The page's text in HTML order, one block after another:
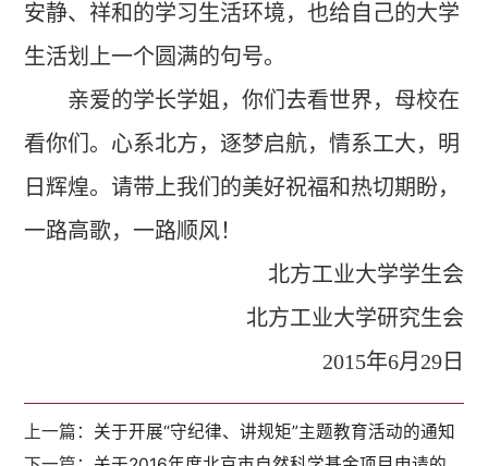
安静、祥和的学习生活环境，也给自己的大学
生活划上一个圆满的句号。
亲爱的学长学姐，你们去看世界，母校在
看你们。心系北方，逐梦启航，情系工大，明
日辉煌。请带上我们的美好祝福和热切期盼，
一路高歌，一路顺风！
北方工业大学学生会
北方工业大学研究生会
2015年6月29日
上一篇： 关于开展“守纪律、讲规矩”主题教育活动的通知